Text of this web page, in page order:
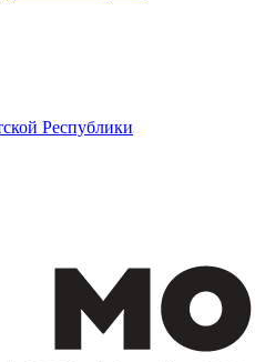
Республики